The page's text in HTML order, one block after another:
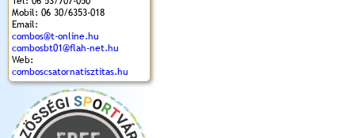
Mobil: 06 30/6353-018
Email:
combos@t-online.hu
combosbt01@flah-net.hu
Web:
comboscsatornatisztitas.hu